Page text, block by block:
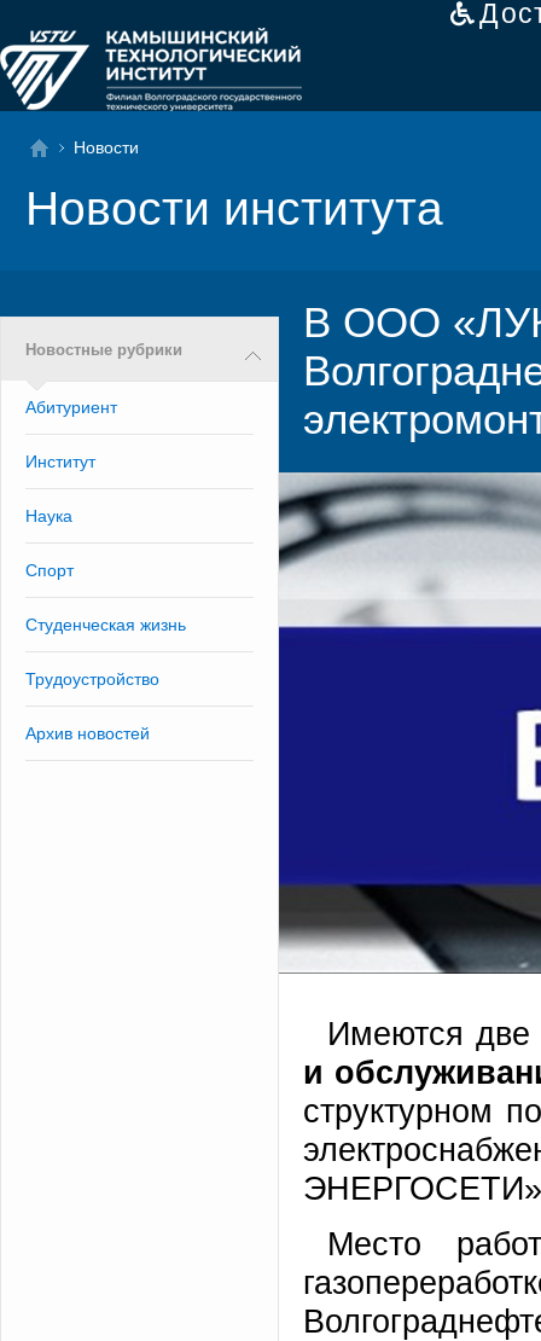
Новости
Новости института
Новостные рубрики
Абитуриент
Институт
Наука
Спорт
Студенческая жизнь
Трудоустройство
Архив новостей
В ООО
Имеются две
и
структурном
Место